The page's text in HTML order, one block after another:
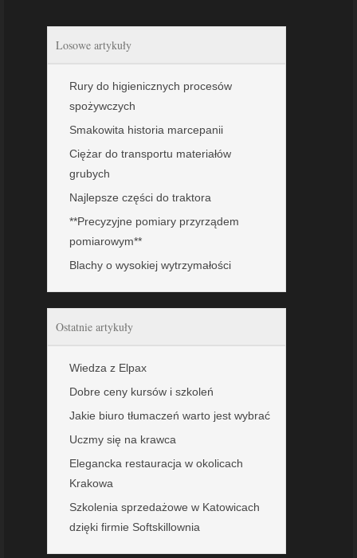
Losowe artykuły
Rury do higienicznych procesów
spożywczych
Smakowita historia marcepanii
Ciężar do transportu materiałów
grubych
Najlepsze części do traktora
**Precyzyjne pomiary przyrządem
pomiarowym**
Blachy o wysokiej wytrzymałości
Ostatnie artykuły
Wiedza z Elpax
Dobre ceny kursów i szkoleń
Jakie biuro tłumaczeń warto jest wybrać
Uczmy się na krawca
Elegancka restauracja w okolicach
Krakowa
Szkolenia sprzedażowe w Katowicach
dzięki firmie Softskillownia